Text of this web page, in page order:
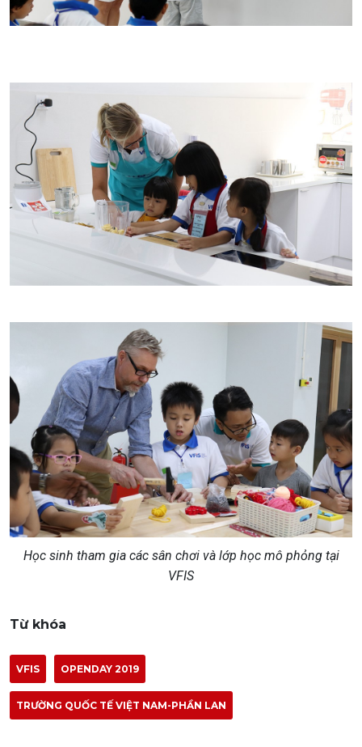
Học sinh tham gia các sân chơi và lớp học mô phỏng tại
VFIS
Từ khóa
VFIS OPENDAY 2019
TRƯỜNG QUỐC TẾ VIỆT NAM-PHẦN LAN